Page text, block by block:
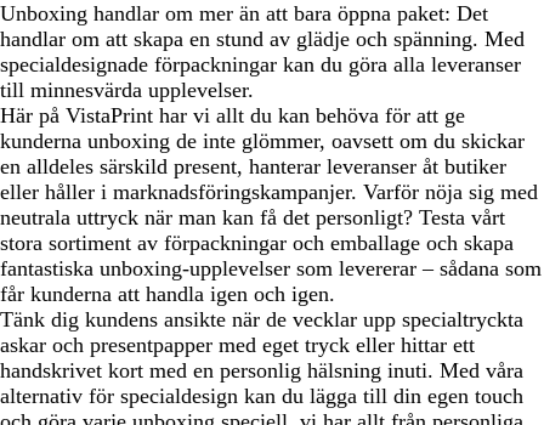
Unboxing handlar om mer än att bara öppna paket: Det
handlar om att skapa en stund av glädje och spänning. Med
specialdesignade förpackningar kan du göra alla leveranser
till minnesvärda upplevelser.
Här på VistaPrint har vi allt du kan behöva för att ge
kunderna unboxing de inte glömmer, oavsett om du skickar
en alldeles särskild present, hanterar leveranser åt butiker
eller håller i marknadsföringskampanjer. Varför nöja sig med
neutrala uttryck när man kan få det personligt? Testa vårt
stora sortiment av förpackningar och emballage och skapa
fantastiska unboxing-upplevelser som levererar – sådana som
får kunderna att handla igen och igen.
Tänk dig kundens ansikte när de vecklar upp specialtryckta
askar och presentpapper med eget tryck eller hittar ett
handskrivet kort med en personlig hälsning inuti. Med våra
alternativ för specialdesign kan du lägga till din egen touch